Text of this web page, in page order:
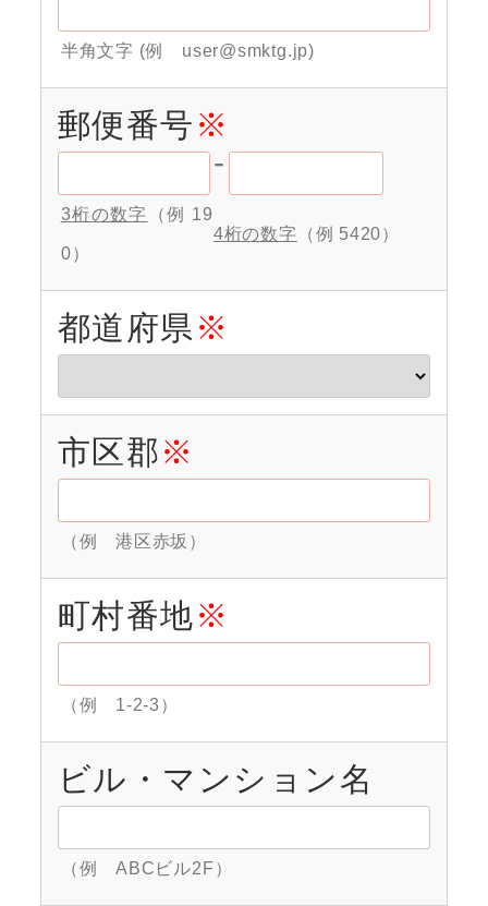
半角文字 (例 user@smktg.jp)
郵便番号 ※
3桁の数字 （例 19
0）
-
4桁の数字 （例 5420）
都道府県 ※
市区郡※
（例 港区赤坂）
町村番地※
（例 1-2-3）
ビル・マンション名
（例 ABCビル2F）